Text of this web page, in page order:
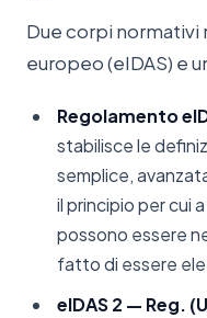
Due corpi normativi
europeo (eIDAS) e
Regolamento
stabilisce le
semplice,
il principio per cui
possono essere
fatto di essere
eIDAS 2 — Reg.